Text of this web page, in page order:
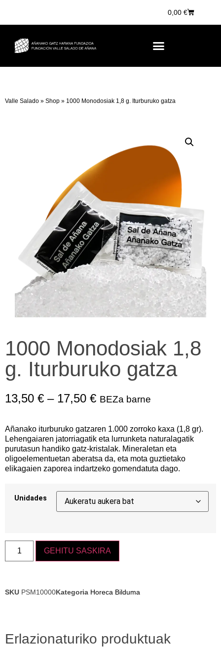
0,00 €
Valle Salado » Shop » 1000 Monodosiak 1,8 g. Iturburuko gatza
1000 Monodosiak 1,8
g. Iturburuko gatza
13,50 € – 17,50 € BEZa barne
Añanako iturburuko gatzaren 1.000 zorroko kaxa (1,8 gr).
Lehengaiaren jatorriagatik eta lurrunketa naturalagatik
purutasun handiko gatz-kristalak. Mineraletan eta
oligoelementuetan aberatsa da, eta mota guztietako
elikagaien zaporea indartzeko gomendatuta dago.
Unidades
GEHITU SASKIRA
SKU PSM10000Kategoria Horeca Bilduma
Erlazionaturiko produktuak